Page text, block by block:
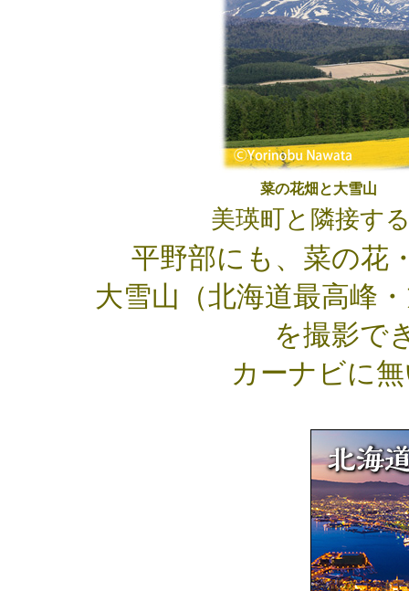
菜の花畑と大雪山
美瑛町と隣接す
平野部にも、菜の花
大雪山（北海道最高峰
を撮影で
カーナビに